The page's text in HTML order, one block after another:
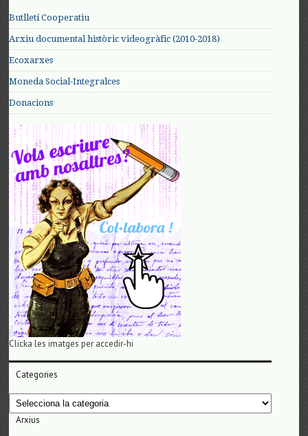
Butlletí Cooperatiu
Arxiu documental històric videogràfic (2010-2018)
Ecoxarxes
Moneda Social-Integralces
Donacions
Clicka les imatges per accedir-hi
Categories
Categories
Arxius